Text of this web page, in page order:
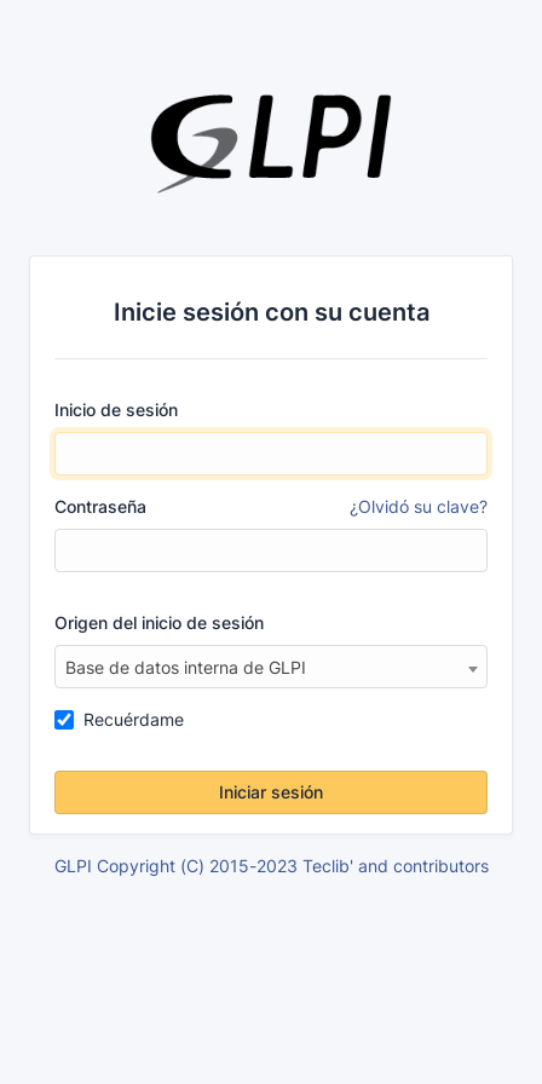
Inicie sesión con su cuenta
Inicio de sesión
Contraseña ¿Olvidó su clave?
Origen del inicio de sesión
Base de datos interna de GLPI
Recuérdame
Iniciar sesión
GLPI Copyright (C) 2015-2023 Teclib' and contributors